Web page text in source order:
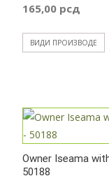
165,00 рсд
ВИДИ ПРОИЗВОДЕ
Owner Iseama
50188